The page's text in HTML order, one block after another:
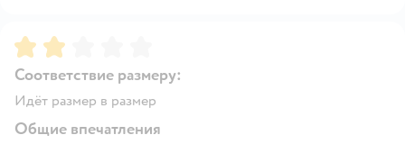
Рейтинг:
Соответствие размеру:
Идёт размер в размер
Общие впечатления